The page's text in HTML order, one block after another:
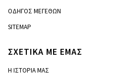
ΟΔΗΓΟΣ ΜΕΓΕΘΩΝ
SITEMAP
ΣΧΕΤΙΚΑ ΜΕ ΕΜΑΣ
Η ΙΣΤΟΡΙΑ ΜΑΣ